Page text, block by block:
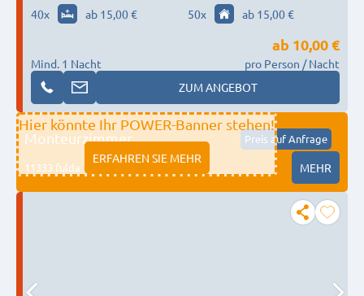
40x ab 15,00 € 50x ab 15,00 €
Mind. 1 Nacht
ab 10,00 €
pro Person / Nacht
ZUM ANGEBOT
Hier könnte Ihr POWER-Banner stehen!
ERFAHREN SIE MEHR
Monteurzimmer Preis auf Anfrage
11333 fulda MEHR